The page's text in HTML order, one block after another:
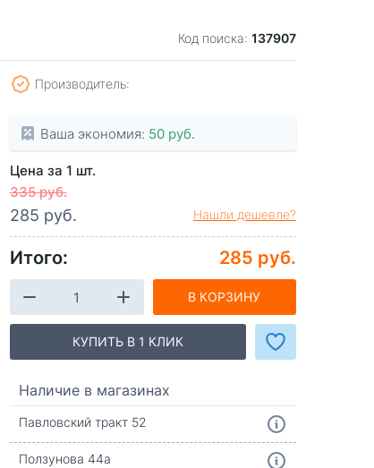
Код поиска: 137907
Производитель:
Ваша экономия: 50 руб.
Цена за 1 шт.
335 руб.
285 руб. Нашли дешевле?
Итого: 285 руб.
В КОРЗИНУ
КУПИТЬ В 1 КЛИК
Наличие в магазинах
Павловский тракт 52
Ползунова 44а